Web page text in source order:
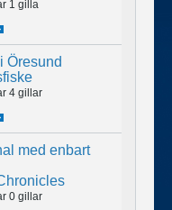
1 gilla
Öresund
4 gillar
med enbart
0 gillar